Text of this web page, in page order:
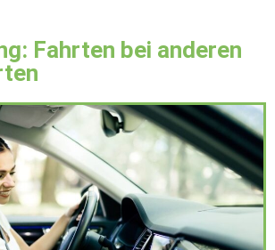
Fahrten bei anderen